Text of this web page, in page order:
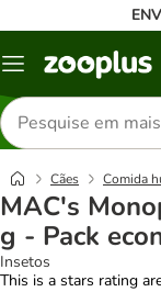
Menu
Pesquisar
produtos
Cães Comida
MAC's
g - Pack
Insetos
This is a stars rating